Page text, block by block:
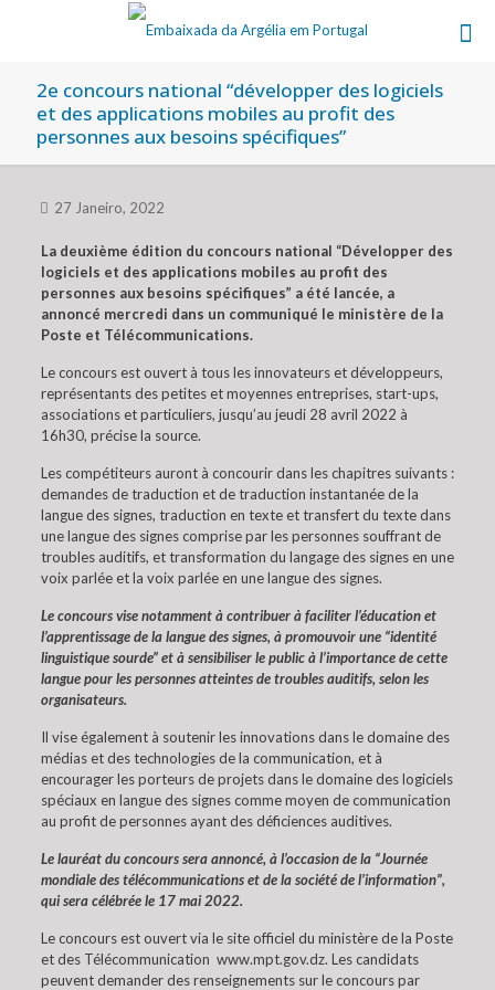
2e concours national “développer des logiciels
et des applications mobiles au profit des
personnes aux besoins spécifiques”
27 Janeiro, 2022
La deuxième édition du concours national “Développer des
logiciels et des applications mobiles au profit des
personnes aux besoins spécifiques” a été lancée, a
annoncé mercredi dans un communiqué le ministère de la
Poste et Télécommunications.
Le concours est ouvert à tous les innovateurs et développeurs,
représentants des petites et moyennes entreprises, start-ups,
associations et particuliers, jusqu’au jeudi 28 avril 2022 à
16h30, précise la source.
Les compétiteurs auront à concourir dans les chapitres suivants :
demandes de traduction et de traduction instantanée de la
langue des signes, traduction en texte et transfert du texte dans
une langue des signes comprise par les personnes souffrant de
troubles auditifs, et transformation du langage des signes en une
voix parlée et la voix parlée en une langue des signes.
Le concours vise notamment à contribuer à faciliter l’éducation et
l’apprentissage de la langue des signes, à promouvoir une “identité
linguistique sourde” et à sensibiliser le public à l’importance de cette
langue pour les personnes atteintes de troubles auditifs, selon les
organisateurs.
Il vise également à soutenir les innovations dans le domaine des
médias et des technologies de la communication, et à
encourager les porteurs de projets dans le domaine des logiciels
spéciaux en langue des signes comme moyen de communication
au profit de personnes ayant des déficiences auditives.
Le lauréat du concours sera annoncé, à l’occasion de la “Journée
mondiale des télécommunications et de la société de l’information”,
qui sera célébrée le 17 mai 2022.
Le concours est ouvert via le site officiel du ministère de la Poste
et des Télécommunication www.mpt.gov.dz. Les candidats
peuvent demander des renseignements sur le concours par